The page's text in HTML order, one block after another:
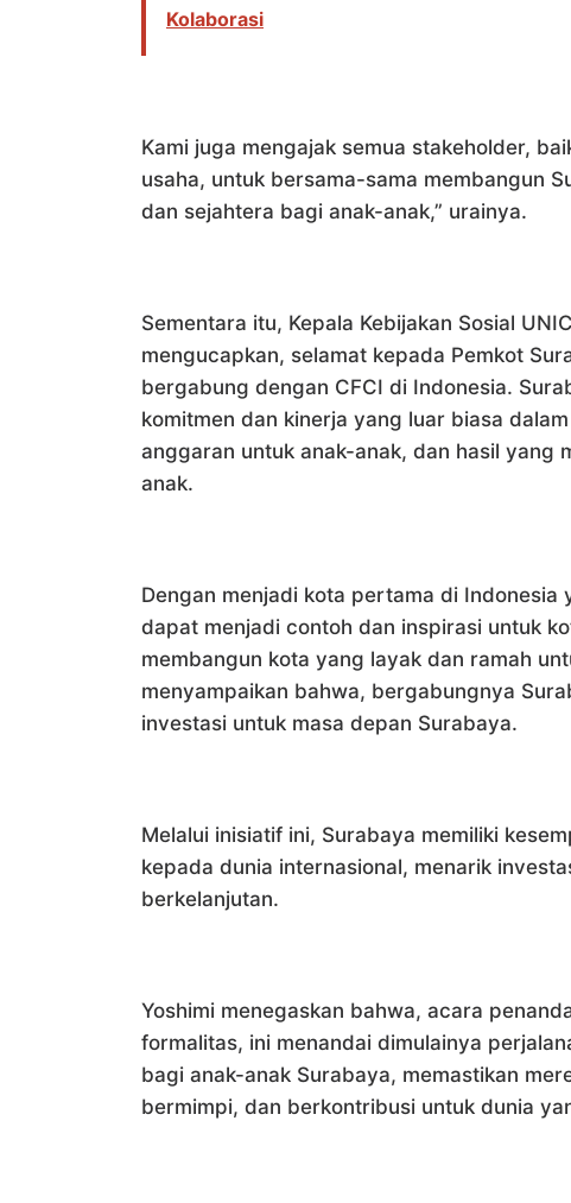
Kolaborasi
Kami juga mengajak semua stakeholder,
usaha, untuk bersama-sama membangun
dan sejahtera bagi anak-anak,” urainya.
Sementara itu, Kepala Kebijakan Sosial
mengucapkan, selamat kepada Pemkot
bergabung dengan CFCI di Indonesia.
komitmen dan kinerja yang luar biasa
anggaran untuk anak-anak, dan hasil yang
anak.
Dengan menjadi kota pertama di
dapat menjadi contoh dan inspirasi untuk
membangun kota yang layak dan ramah
menyampaikan bahwa, bergabungnya
investasi untuk masa depan Surabaya.
Melalui inisiatif ini, Surabaya memiliki
kepada dunia internasional, menarik
berkelanjutan.
Yoshimi menegaskan bahwa, acara
formalitas, ini menandai dimulainya
bagi anak-anak Surabaya, memastikan
bermimpi, dan berkontribusi untuk dunia